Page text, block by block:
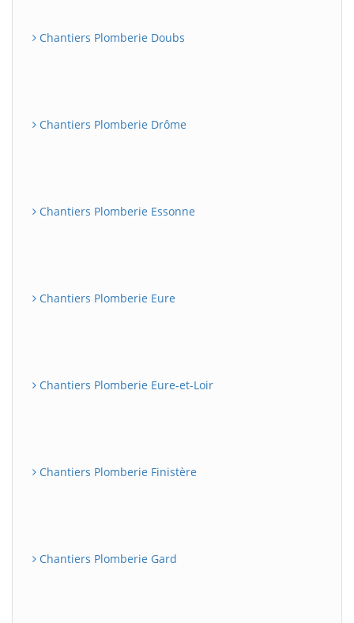
Chantiers Plomberie Doubs
Chantiers Plomberie Drôme
Chantiers Plomberie Essonne
Chantiers Plomberie Eure
Chantiers Plomberie Eure-et-Loir
Chantiers Plomberie Finistère
Chantiers Plomberie Gard